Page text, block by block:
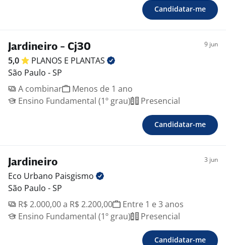
Candidatar-me
Jardineiro - Cj30 9 jun
5,0 PLANOS E PLANTAS
São Paulo - SP
A combinar
Menos de 1 ano
Ensino Fundamental (1º grau)
Presencial
Candidatar-me
Jardineiro 3 jun
Eco Urbano Paisgismo
São Paulo - SP
R$ 2.000,00 a R$ 2.200,00
Entre 1 e 3 anos
Ensino Fundamental (1º grau)
Presencial
Candidatar-me